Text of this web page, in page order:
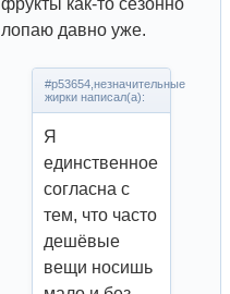
фрукты как-то сезонно
лопаю давно уже.
#p53654,незначительные
жирки написал(а):
Я
единственное
согласна с
тем, что часто
дешёвые
вещи носишь